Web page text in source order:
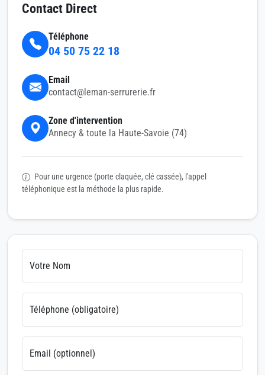
Contact Direct
Téléphone
04 50 75 22 18
Email
contact@leman-serrurerie.fr
Zone d'intervention
Annecy & toute la Haute-Savoie (74)
Pour une urgence (porte claquée, clé cassée), l'appel
téléphonique est la méthode la plus rapide.
Votre Nom
Téléphone (obligatoire)
Email (optionnel)